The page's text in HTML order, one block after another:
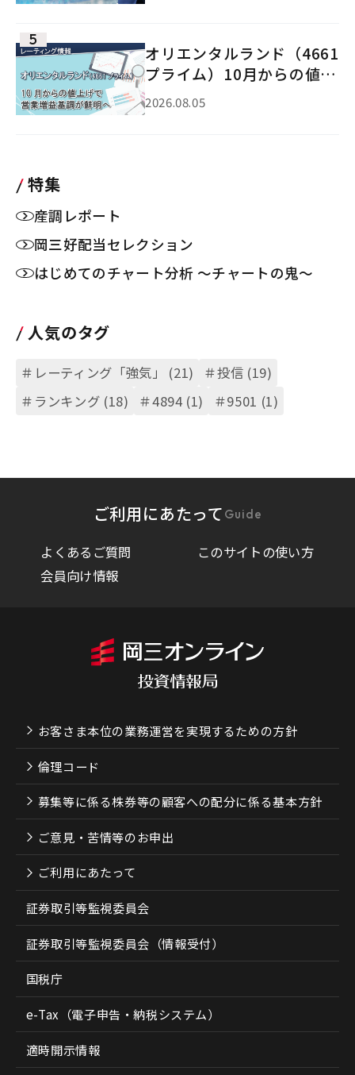
オリエンタルランド（4661
プライム）10月からの値上
げで営業増益基調が鮮明へ
2026.08.05
特集
産調レポート
岡三好配当セレクション
はじめてのチャート分析 ～チャートの鬼～
人気のタグ
＃レーティング「強気」 (21)
＃投信 (19)
＃ランキング (18)
＃4894 (1) ＃9501 (1)
ご利用にあたって Guide
よくあるご質問
このサイトの使い方
会員向け情報
お客さま本位の業務運営を実現するための方針
倫理コード
募集等に係る株券等の顧客への配分に係る基本方針
ご意見・苦情等のお申出
ご利用にあたって
証券取引等監視委員会
証券取引等監視委員会（情報受付）
国税庁
e-Tax（電子申告・納税システム）
適時開示情報